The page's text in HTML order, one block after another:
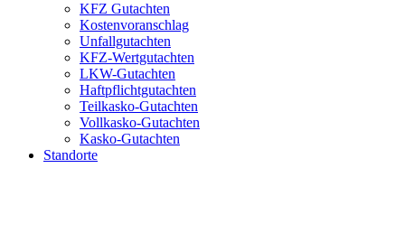
KFZ Gutachten
Kostenvoranschlag
Unfallgutachten
KFZ-Wertgutachten
LKW-Gutachten
Haftpflichtgutachten
Teilkasko-Gutachten
Vollkasko-Gutachten
Kasko-Gutachten
Standorte